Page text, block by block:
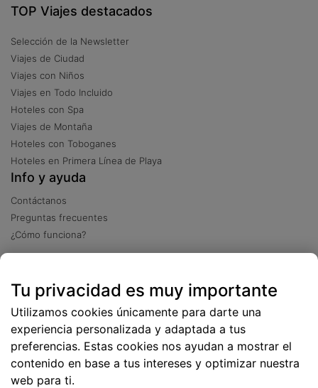
TOP Viajes destacados
Selección de la Newsletter
Viajes de Ciudad
Viajes con Niños
Viajes en Todo Incluido
Hoteles con Spa
Viajes de Montaña
Hoteles con Toboganes
Hoteles en Primera Línea de Playa
Info y ayuda
Contáctanos
Preguntas frecuentes
¿Cómo funciona?
Más de 2 millones de descargas
Tu privacidad es muy importante
Utilizamos cookies únicamente para darte una
experiencia personalizada y adaptada a tus
preferencias. Estas cookies nos ayudan a mostrar el
contenido en base a tus intereses y optimizar nuestra
web para ti.